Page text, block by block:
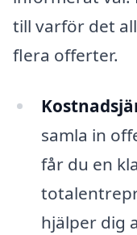
till varför det
flera offerter.
samla in
får du en
hjälper dig